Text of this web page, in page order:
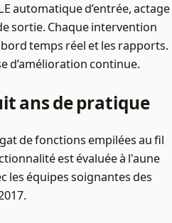
automatique d’entrée, actage
sortie. Chaque intervention
temps réel et les rapports.
d’amélioration continue.
ans de pratique
de fonctions empilées au fil
est évaluée à l'aune
les équipes soignantes des